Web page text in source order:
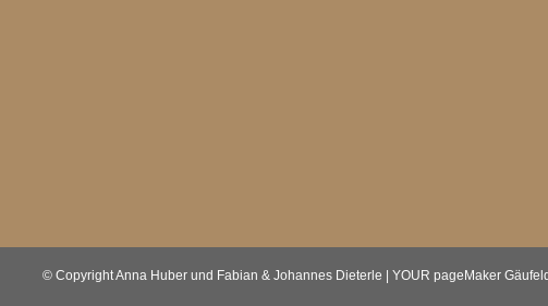
© Copyright Anna Huber und Fabian & Johannes Dieterle | YOUR pageMaker